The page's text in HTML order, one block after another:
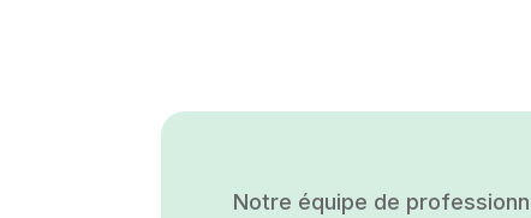
Notre équipe de